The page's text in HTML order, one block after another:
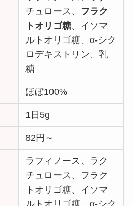
チュロース、 フラク
トオリゴ糖、イソマ
ルトオリゴ糖、α-シク
ロデキストリン、乳
糖
ほぼ100%
1日5g
82円～
ラフィノース、ラク
チュロース、フラク
トオリゴ糖、イソマ